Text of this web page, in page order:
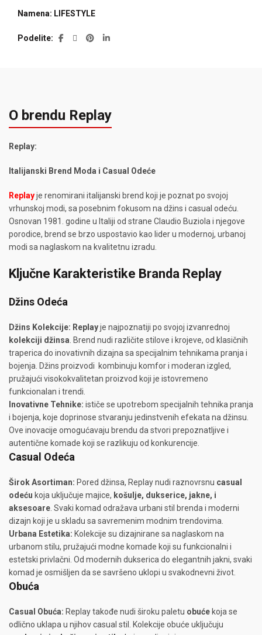
Namena: LIFESTYLE
Podelite
O brendu Replay
Replay:
Italijanski Brend Moda i Casual Odeće
Replayje renomirani italijanski brend koji je poznat po svojoj
vrhunskoj modi, sa posebnim fokusom na džins i casual odeću.
Osnovan 1981. godine u Italiji od strane Claudio Buziola i njegove
porodice, brend se brzo uspostavio kao lider u modernoj, urbanoj
modi sa naglaskom na kvalitetnu izradu.
Ključne Karakteristike Branda Replay
Džins Odeća
Džins Kolekcije: Replayje najpoznatiji po svojoj izvanrednoj
kolekciji džinsa. Brend nudi različite stilove i krojeve, od klasičnih
traperica do inovativnih dizajna sa specijalnim tehnikama pranja i
bojenja. Džins proizvodi kombinuju komfor i moderan izgled,
pružajući visokokvalitetan proizvod koji je istovremeno
funkcionalan i trendi.
Inovativne Tehnike: ističe se upotrebom specijalnih tehnika pranja
i bojenja, koje doprinose stvaranju jedinstvenih efekata na džinsu.
Ove inovacije omogućavaju brendu da stvori prepoznatljive i
autentične komade koji se razlikuju od konkurencije.
Casual Odeća
Širok Asortiman: Pored džinsa, Replay nudi raznovrsnu casual
odeću koja uključuje majice, košulje, dukserice, jakne, i
aksesoare. Svaki komad odražava urbani stil brenda i moderni
dizajn koji je u skladu sa savremenim modnim trendovima.
Urbana Estetika: Kolekcije su dizajnirane sa naglaskom na
urbanom stilu, pružajući modne komade koji su funkcionalni i
estetski privlačni. Od modernih dukserica do elegantnih jakni, svaki
komad je osmišljen da se savršeno uklopi u svakodnevni život.
Obuća
Casual Obuća: Replay takođe nudi široku paletu obuće koja se
odlično uklapa u njihov casual stil. Kolekcije obuće uključuju